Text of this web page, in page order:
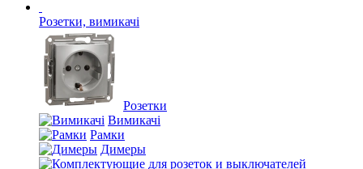
Розетки, вимикачі
Розетки
Вимикачі
Рамки
Димеры